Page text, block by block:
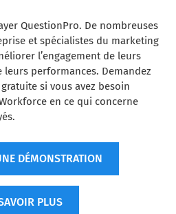
QuestionPro. De nombreuses
et spécialistes du marketing
l’engagement de leurs
leurs performances. Demandez
si vous avez besoin
en ce qui concerne
DÉMONSTRATION
PLUS